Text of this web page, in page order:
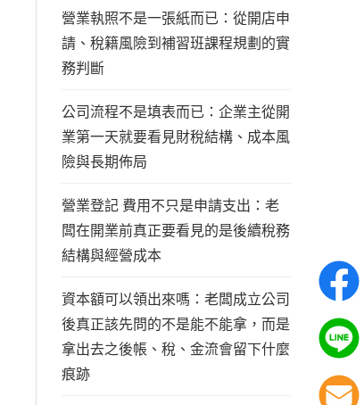
營業執照不是一張紙而已：從開店申
請、稅籍風險到補習班課程規劃的實
務判斷
公司流程不是填表而已：企業主從開
業第一天就要看見財稅結構、成本風
險與長期佈局
營業登記 費用不只是申請支出：老
闆在開業前真正要看見的是後續稅務
結構與經營成本
資本額可以領出來嗎：老闆成立公司
後真正該先問的不是能不能拿，而是
拿出去之後帳、稅、金流會留下什麼
痕跡